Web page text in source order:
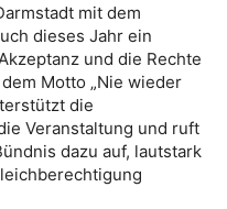
mit dem
dieses Jahr ein
und die Rechte
Motto „Nie wieder
die
Veranstaltung und ruft
dazu auf, lautstark